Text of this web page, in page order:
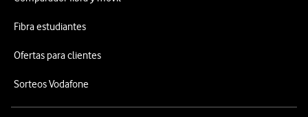
Fibra estudiantes
Ofertas para clientes
Sorteos Vodafone